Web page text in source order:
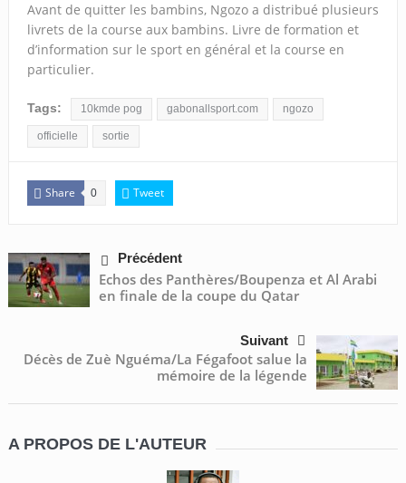
Avant de quitter les bambins, Ngozo a distribué plusieurs
livrets de la course aux bambins. Livre de formation et
d’information sur le sport en général et la course en
particulier.
Tags: 10kmde pog gabonallsport.com ngozo
officielle sortie
Share 0 Tweet
Précédent
Echos des Panthères/Boupenza et Al Arabi
en finale de la coupe du Qatar
Suivant
Décès de Zuè Nguéma/La Fégafoot salue la
mémoire de la légende
A PROPOS DE L'AUTEUR